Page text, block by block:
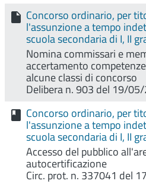
Concorso ordinario, per
l'assunzione a tempo
scuola secondaria di I, II
Nomina commissari e
accertamento
alcune classi di concorso
Delibera n. 903 del 19/
Concorso ordinario, per
l'assunzione a tempo
scuola secondaria di I, II
Accesso del pubblico
autocertificazione
Circ. prot. n. 337041 del